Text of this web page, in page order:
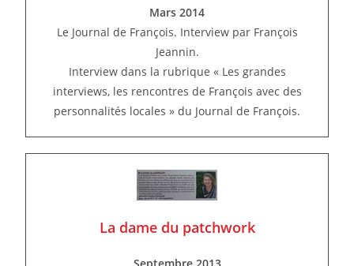
Mars 2014
Le Journal de François. Interview par François
Jeannin.
Interview dans la rubrique « Les grandes
interviews, les rencontres de François avec des
personnalités locales » du Journal de François.
La dame du patchwork